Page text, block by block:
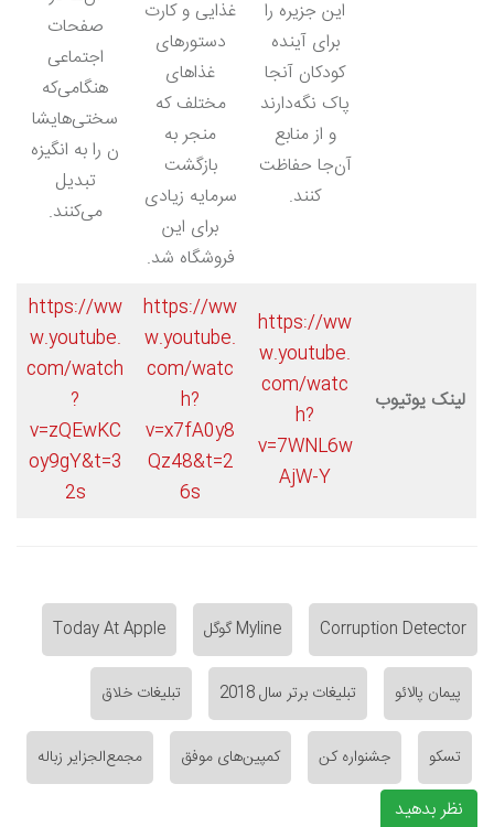
این جزیره را
برای آینده
کودکان آنجا
پاک نگه‌دارند
و از منابع
آن‌جا حفاظت
کنند.
غذایی و کارت
دستورهای
غذاهای
مختلف که
منجر به
بازگشت
سرمایه زیادی
برای این
فروشگاه شد.
صفحات
اجتماعی
هنگامی‌که
سختی‌هایشا
ن را به انگیزه
تبدیل
می‌کنند.
لینک یوتیوب
https://ww
w.youtube.
com/watc
h?
v=7WNL6w
AjW-Y
https://ww
w.youtube.
com/watc
h?
v=x7fA0y8
Qz48&t=2
6s
https://ww
w.youtube.
com/watch
?
v=zQEwKC
oy9gY&t=3
2s
Corruption Detector Myline گوگل Today At Apple
پیمان پالائو تبلیغات برتر سال 2018 تبلیغات خلاق
تسکو جشنواره کن کمپین‌های موفق مجمع‌الجزایر زباله
نظر بدهید